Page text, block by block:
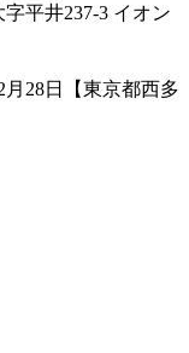
平井237-3 イオン
28日【東京都西多